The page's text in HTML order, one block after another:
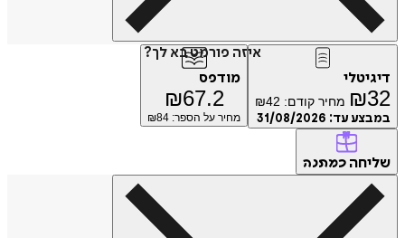
איזה פורמט בא לך?
דיגיטלי
₪32 מחיר קודם: ₪42
במבצע עד: 31/08/2026
מודפס
₪67.2
מחיר על הספר: ₪ 84
שליחה כמתנה